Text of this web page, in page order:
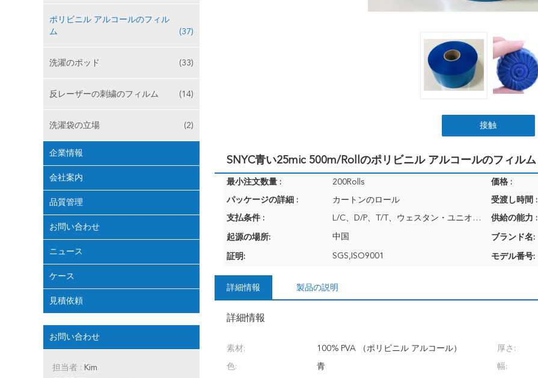
ポリビニル アルコールのフィル
ム
(37)
洗濯のポッド (33)
反レーザーの刺繍のフィルム (14)
洗濯袋の立場 (2)
企業情報
会社案内
品質管理
お問い合わせ
ニュース
ケース
見積依頼
お問い合わせ
担当者 : Kim
接触
SNYC青い25mic 500m/Rollのポリビニル アルコールのフィルム
最小注文数量 : 200Rolls 価格 :
パッケージの詳細 : カートンのロール 受渡し時間 :
支払条件 : L/C、D/P、T/T、ウェスタン・ユニオン、MoneyGram 供給の能力 :
起源の場所: 中国 ブランド名:
証明: SGS,ISO9001 モデル番号:
詳細情報 製品の説明
詳細情報
素材: 100% PVA （ポリビニル アルコール） 厚さ:
色: 青 幅: